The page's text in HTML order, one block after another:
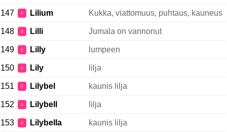
147 ♀ Lilium Kukka, viattomuus, puhtaus, kauneus
148 ♀ Lilli Jumala on vannonut
149 ♀ Lilly lumpeen
150 ♀ Lily lilja
151 ♀ Lilybel kaunis lilja
152 ♀ Lilybell lilja
153 ♀ Lilybella kaunis lilja